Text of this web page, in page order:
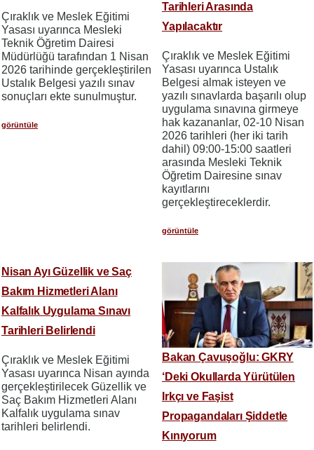
Çıraklık ve Meslek Eğitimi
Yasası uyarınca Mesleki
Teknik Öğretim Dairesi
Müdürlüğü tarafından 1 Nisan
2026 tarihinde gerçekleştirilen
Ustalık Belgesi yazılı sınav
sonuçları ekte sunulmuştur.
görüntüle
Tarihleri Arasında
Yapılacaktır
Çıraklık ve Meslek Eğitimi
Yasası uyarınca Ustalık
Belgesi almak isteyen ve
yazılı sınavlarda başarılı olup
uygulama sınavına girmeye
hak kazananlar, 02-10 Nisan
2026 tarihleri (her iki tarih
dahil) 09:00-15:00 saatleri
arasında Mesleki Teknik
Öğretim Dairesine sınav
kayıtlarını
gerçekleştireceklerdir.
görüntüle
Nisan Ayı Güzellik ve Saç
Bakım Hizmetleri Alanı
Kalfalık Uygulama Sınavı
Tarihleri Belirlendi
Çıraklık ve Meslek Eğitimi
Yasası uyarınca Nisan ayında
gerçekleştirilecek Güzellik ve
Saç Bakım Hizmetleri Alanı
Kalfalık uygulama sınav
tarihleri belirlendi.
Bakan Çavuşoğlu: GKRY
‘Deki Okullarda Yürütülen
Irkçı ve Faşist
Propagandaları Şiddetle
Kınıyorum